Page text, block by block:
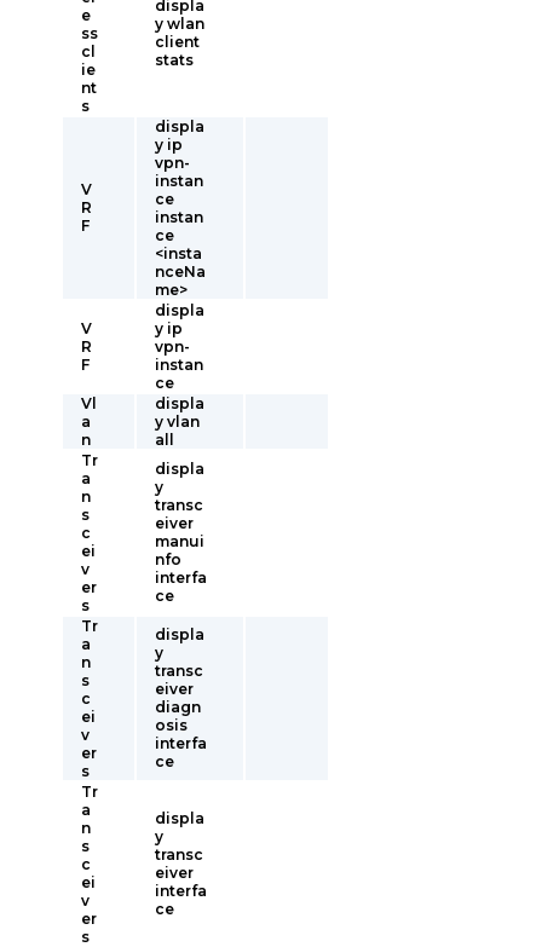
e
ss
cl
ie
nt
s
displa
y wlan
client
stats
V
R
F
displa
y ip
vpn-
instan
ce
instan
ce
<insta
nceNa
me>
V
R
F
displa
y ip
vpn-
instan
ce
Vl
a
n
displa
y vlan
all
Tr
a
n
s
c
ei
v
er
s
displa
y
transc
eiver
manui
nfo
interfa
ce
Tr
a
n
s
c
ei
v
er
s
displa
y
transc
eiver
diagn
osis
interfa
ce
Tr
a
n
s
c
ei
v
er
s
displa
y
transc
eiver
interfa
ce